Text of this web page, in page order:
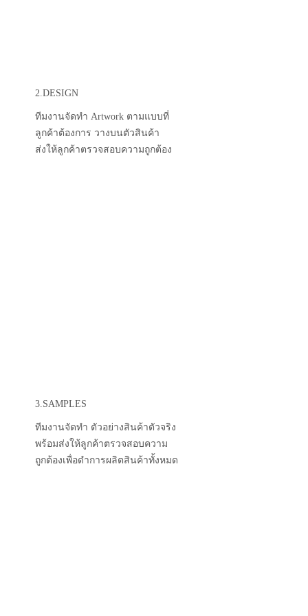
2.DESIGN
ทีมงานจัดทำ Artwork ตามแบบที่
ลูกค้าต้องการ วางบนตัวสินค้า
ส่งให้ลูกค้าตรวจสอบความถูกต้อง
3.SAMPLES
ทีมงานจัดทำ ตัวอย่างสินค้าตัวจริง
พร้อมส่งให้ลูกค้าตรวจสอบความ
ถูกต้องเพื่อดำการผลิตสินค้าทั้งหมด